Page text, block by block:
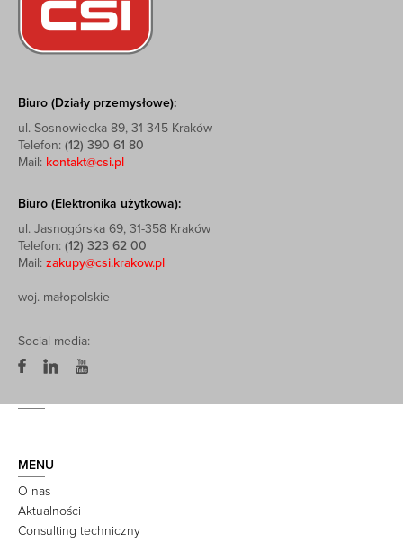
Biuro (Działy przemysłowe):
ul. Sosnowiecka 89, 31-345 Kraków
Telefon: (12) 390 61 80
Mail: kontakt@csi.pl
Biuro (Elektronika użytkowa):
ul. Jasnogórska 69, 31-358 Kraków
Telefon: (12) 323 62 00
Mail: zakupy@csi.krakow.pl
woj. małopolskie
Social media:
MENU
O nas
Aktualności
Consulting techniczny